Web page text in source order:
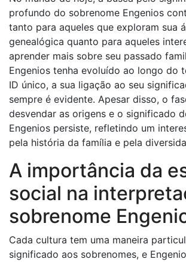
profundo do sobrenome Engenios
tanto para aqueles que exploram sua
genealógica quanto para aqueles
aprender mais sobre seu passado
Engenios tenha evoluído ao longo do
ID único, a sua ligação ao seu
sempre é evidente. Apesar disso, o
desvendar as origens e o significado
Engenios persiste, refletindo um
pela história da família e pela
A importância da
social na
sobrenome
Cada cultura tem uma maneira
significado aos sobrenomes, e